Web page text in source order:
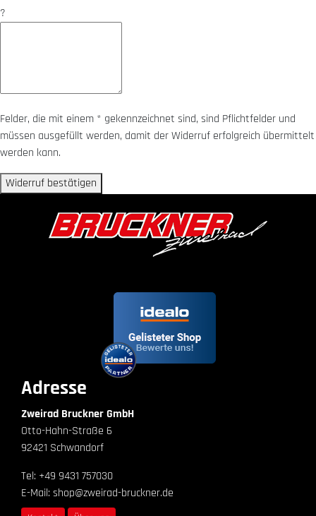
?
Felder, die mit einem * gekennzeichnet sind, sind Pflichtfelder und
müssen ausgefüllt werden, damit der Widerruf erfolgreich übermittelt
werden kann.
Widerruf bestätigen
Adresse
Zweirad Bruckner GmbH
Otto-Hahn-Straße 6
92421 Schwandorf
Tel: +49 9431 757030
E-Mail: shop@zweirad-bruckner.de